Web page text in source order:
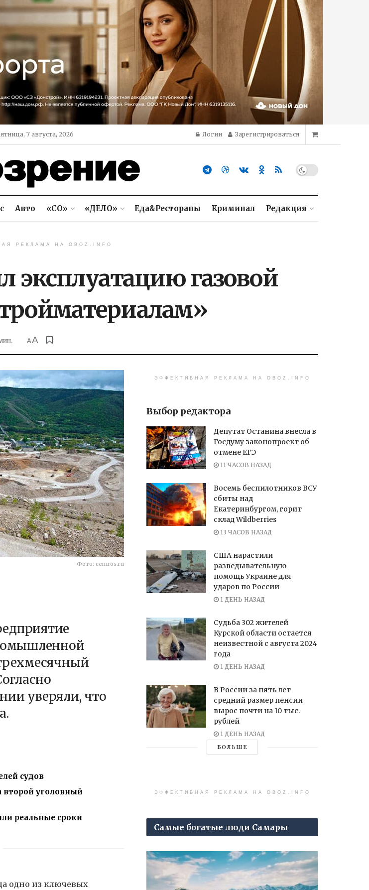
7 августа, 2026 Логин Зарегистрироваться
Авто «СО» «ДЕЛО» Еда&Рестораны Криминал Редакция
РЕКЛАМА НА OBOZ.INFO
эксплуатацию газовой
AA
Фото: cemros.ru
уверяли, что
судов
второй уголовный
реальные сроки
одно из ключевых
ЭФФЕКТИВНАЯ РЕКЛАМА НА OBOZ.INFO
Выбор редактора
Депутат Останина внесла в
Госдуму законопроект об
отмене ЕГЭ
11 ЧАСОВ НАЗАД
Восемь беспилотников ВСУ
сбиты над
Екатеринбургом, горит
склад Wildberries
13 ЧАСОВ НАЗАД
США нарастили
разведывательную
помощь Украине для
ударов по России
1 ДЕНЬ НАЗАД
Судьба 302 жителей
Курской области остается
неизвестной с августа 2024
года
1 ДЕНЬ НАЗАД
В России за пять лет
средний размер пенсии
вырос почти на 10 тыс.
рублей
1 ДЕНЬ НАЗАД
БОЛЬШЕ
ЭФФЕКТИВНАЯ РЕКЛАМА НА OBOZ.INFO
Самые богатые люди Самары